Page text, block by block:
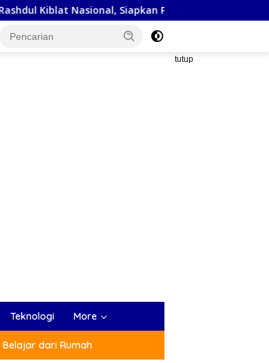
Siapkan Penyesuaian Arah Kiblat
tutup
Teknologi More
Belajar dari Rumah